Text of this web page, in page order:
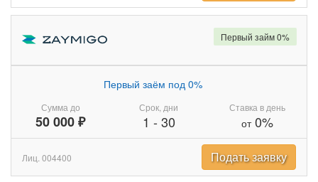
Сумма до
50 000 ₽
Первый заём под 0%
Срок, дни
1 - 30
Ставка в день
от0%
Первый займ 0%
Лиц. 004400 Подать заявку